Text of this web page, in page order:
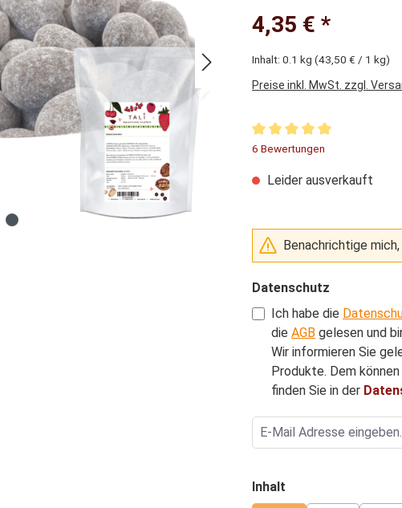
4,35 € *
Inhalt: 0.1 kg (43,50 € / 1 kg)
Preise inkl. MwSt. zzgl.
Durchschnittliche
6 Bewertungen
Leider ausverkauft
Benachrichtige
Datenschutz
Ich habe die
die AGB gelesen und
Wir informieren Sie
Produkte. Dem
finden Sie in der
Inhalt